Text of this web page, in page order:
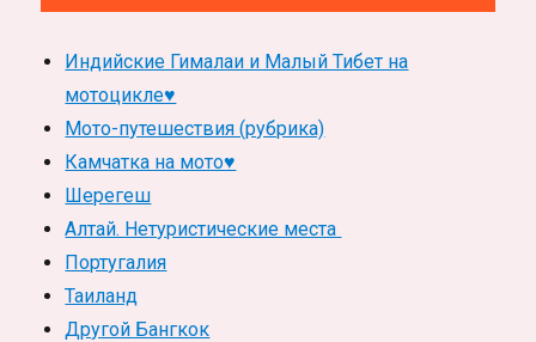
Индийские Гималаи и Малый Тибет на
мотоцикле♥
Мото-путешествия (рубрика)
Камчатка на мото♥
Шерегеш
Алтай. Нетуристические места
Португалия
Таиланд
Другой Бангкок